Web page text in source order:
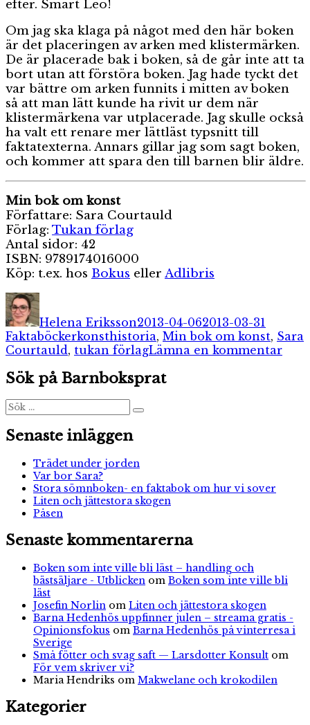
efter. Smart Leo!
Om jag ska klaga på något med den här boken
är det placeringen av arken med klistermärken.
De är placerade bak i boken, så de går inte att ta
bort utan att förstöra boken. Jag hade tyckt det
var bättre om arken funnits i mitten av boken
så att man lätt kunde ha rivit ur dem när
klistermärkena var utplacerade. Jag skulle också
ha valt ett renare mer lättläst typsnitt till
faktatexterna. Annars gillar jag som sagt boken,
och kommer att spara den till barnen blir äldre.
Min bok om konst
Författare: Sara Courtauld
Förlag: Tukan förlag
Antal sidor: 42
ISBN: 9789174016000
Köp: t.ex. hos Bokus eller Adlibris
Författare
Helena Eriksson2013-04-062013-03-31
FaktaböckerEtiketter
konsthistoria, Min bok om konst, Sara
Courtauld, tukan förlagLämna en kommentartill
Sök på Barnboksprat
Sök
efter:
Sök
Senaste inläggen
Trädet under jorden
Var bor Sara?
Stora sömnboken- en faktabok om hur vi sover
Liten och jättestora skogen
Påsen
Senaste kommentarerna
Boken som inte ville bli läst – handling och
bästsäljare - Utblicken om Boken som inte ville bli
läst
Josefin Norlin om Liten och jättestora skogen
Barna Hedenhös uppfinner julen – streama gratis -
Opinionsfokus om Barna Hedenhös på vinterresa i
Sverige
Små fötter och svag saft — Larsdotter Konsult om
För vem skriver vi?
Maria Hendriks om Makwelane och krokodilen
Kategorier